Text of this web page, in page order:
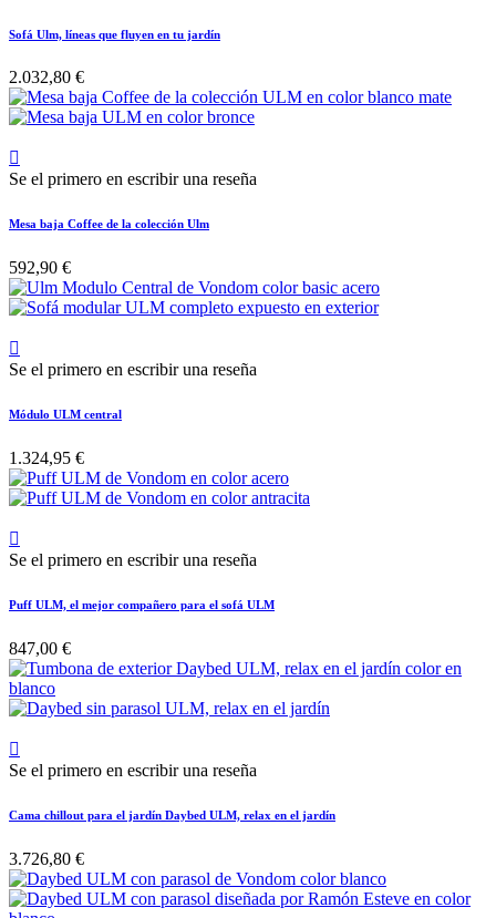
Sofá Ulm, líneas que fluyen en tu jardín
2.032,80 €

Se el primero en escribir una reseña
Mesa baja Coffee de la colección Ulm
592,90 €

Se el primero en escribir una reseña
Módulo ULM central
1.324,95 €

Se el primero en escribir una reseña
Puff ULM, el mejor compañero para el sofá ULM
847,00 €

Se el primero en escribir una reseña
Cama chillout para el jardín Daybed ULM, relax en el jardín
3.726,80 €